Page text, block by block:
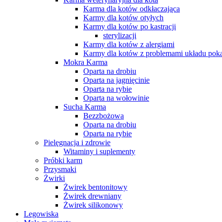
Karma dla kotów odkłaczająca
Karmy dla kotów otyłych
Karmy dla kotów po kastracji
sterylizacji
Karmy dla kotów z alergiami
Karmy dla kotów z problemami układu
Mokra Karma
Oparta na drobiu
Oparta na jagnięcinie
Oparta na rybie
Oparta na wołowinie
Sucha Karma
Bezzbożowa
Oparta na drobiu
Oparta na rybie
Pielęgnacja i zdrowie
Witaminy i suplementy
Próbki karm
Przysmaki
Żwirki
Żwirek bentonitowy
Żwirek drewniany
Żwirek silikonowy
Legowiska